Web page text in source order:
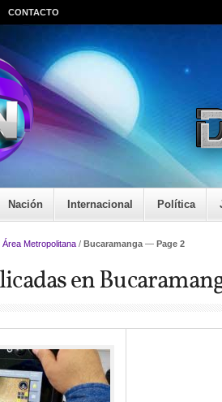
CONTACTO
Nación Internacional Política
Área Metropolitana / Bucaramanga — Page 2
en